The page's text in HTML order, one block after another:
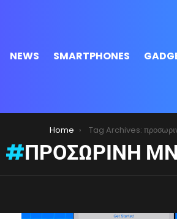
NEWS SMARTPHONES
Home Tag Archives:
ΠΡΟΣΩΡΙΝΉ